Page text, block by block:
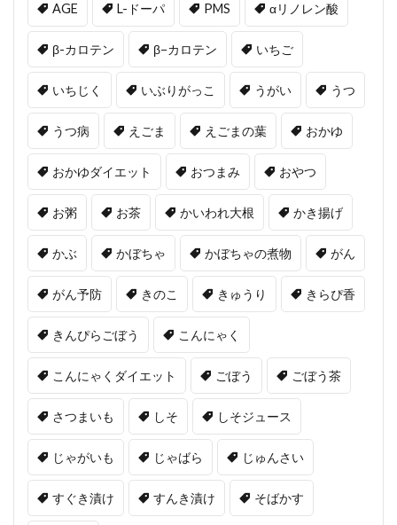
AGE L-ドーパ PMS αリノレン酸
β-カロテン β−カロテン いちご
いちじく いぶりがっこ うがい うつ
うつ病 えごま えごまの葉 おかゆ
おかゆダイエット おつまみ おやつ
お粥 お茶 かいわれ大根 かき揚げ
かぶ かぼちゃ かぼちゃの煮物 がん
がん予防 きのこ きゅうり きらぴ香
きんぴらごぼう こんにゃく
こんにゃくダイエット ごぼう ごぼう茶
さつまいも しそ しそジュース
じゃがいも じゃばら じゅんさい
すぐき漬け すんき漬け そばかす